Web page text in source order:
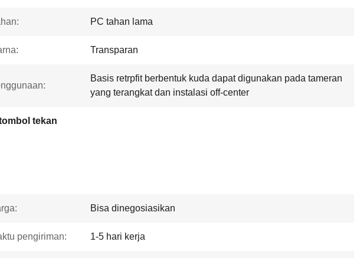
PC tahan lama
Transparan
Basis retrpfit berbentuk kuda dapat digunakan pada tameran
yang terangkat dan instalasi off-center
tekan
Bisa dinegosiasikan
pengiriman: 1-5 hari kerja